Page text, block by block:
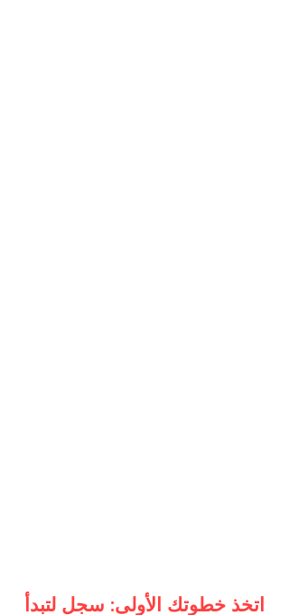
اتخذ خطوتك الأولى: سجل لتبدأ